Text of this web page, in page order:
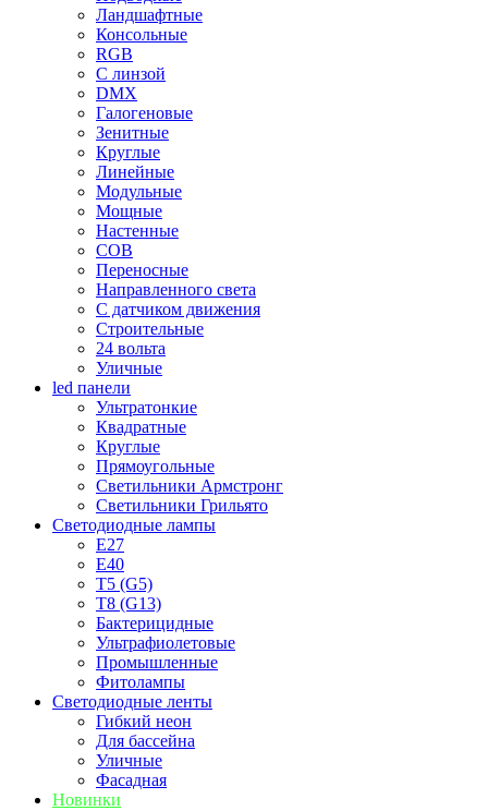
Ландшафтные
Консольные
RGB
С линзой
DMX
Галогеновые
Зенитные
Круглые
Линейные
Модульные
Мощные
Настенные
COB
Переносные
Направленного света
С датчиком движения
Строительные
24 вольта
Уличные
led панели
Ультратонкие
Квадратные
Круглые
Прямоугольные
Светильники Армстронг
Светильники Грильято
Светодиодные лампы
E27
Е40
T5 (G5)
T8 (G13)
Бактерицидные
Ультрафиолетовые
Промышленные
Фитолампы
Светодиодные ленты
Гибкий неон
Для бассейна
Уличные
Фасадная
Новинки